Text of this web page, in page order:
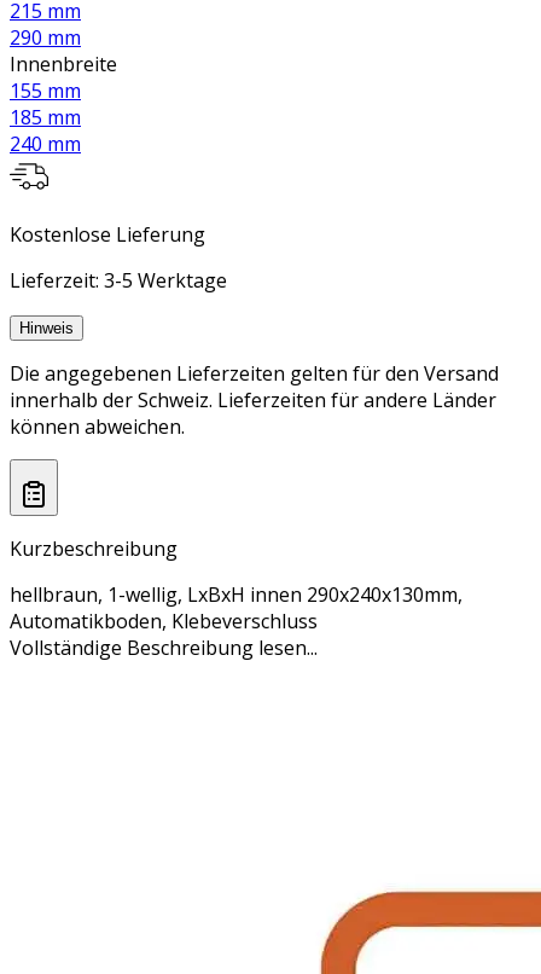
215 mm
290 mm
Innenbreite
155 mm
185 mm
240 mm
Kostenlose Lieferung
Lieferzeit: 3-5 Werktage
Hinweis
Die angegebenen Lieferzeiten gelten für den Versand
innerhalb der Schweiz. Lieferzeiten für andere Länder
können abweichen.
Kurzbeschreibung
hellbraun, 1-wellig, LxBxH innen 290x240x130mm,
Automatikboden, Klebeverschluss
Vollständige Beschreibung lesen...